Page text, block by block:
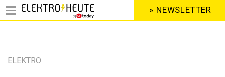
Inhalt
HEADER
MENU
» NEWSLETTER
ELEKTRO